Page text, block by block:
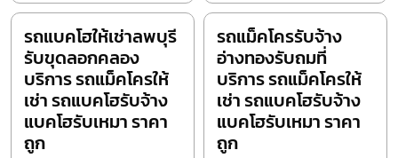
รถแบคโฮให้เช่าลพบุรี
รับขุดลอกคลอง
บริการ รถแม็คโครให้
เช่า รถแบคโฮรับจ้าง
แบคโฮรับเหมา ราคา
ถูก
รถแม็คโครรับจ้าง
อ่างทองรับถมที่
บริการ รถแม็คโครให้
เช่า รถแบคโฮรับจ้าง
แบคโฮรับเหมา ราคา
ถูก